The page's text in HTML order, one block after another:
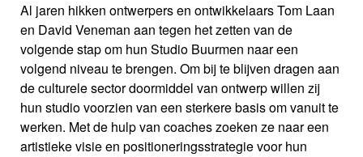
Al jaren hikken ontwerpers en ontwikkelaars Tom Laan
en David Veneman aan tegen het zetten van de
volgende stap om hun Studio Buurmen naar een
volgend niveau te brengen. Om bij te blijven dragen aan
de culturele sector doormiddel van ontwerp willen zij
hun studio voorzien van een sterkere basis om vanuit te
werken. Met de hulp van coaches zoeken ze naar een
artistieke visie en positioneringsstrategie voor hun